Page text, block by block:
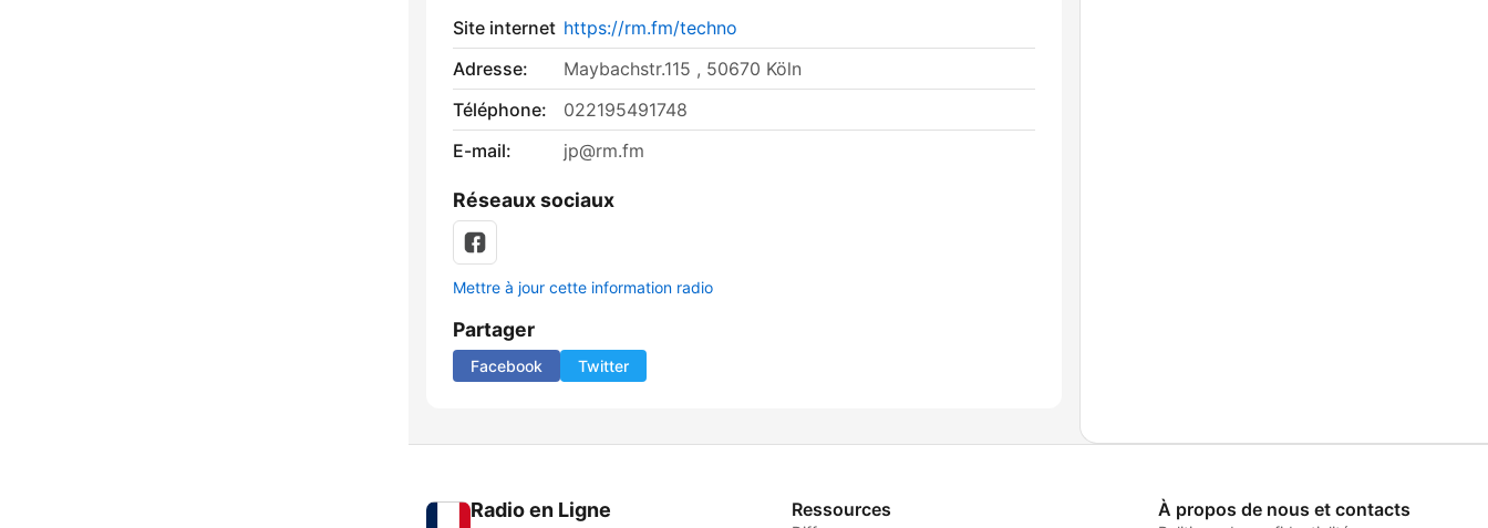
Site internet https://rm.fm/techno
Adresse:
Maybachstr.115 , 50670 Köln
Téléphone:
022195491748
E-mail:
jp@rm.fm
Réseaux sociaux
Mettre à jour cette information radio
Partager
Facebook Twitter
Radio en Ligne Ressources À propos de nous et contacts